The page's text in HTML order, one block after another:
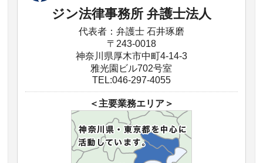
ジン法律事務所 弁護士法人
代表者：弁護士 石井琢磨
〒243-0018
神奈川県厚木市中町4-14-3
雅光園ビル702号室
TEL:046-297-4055
＜主要業務エリア＞